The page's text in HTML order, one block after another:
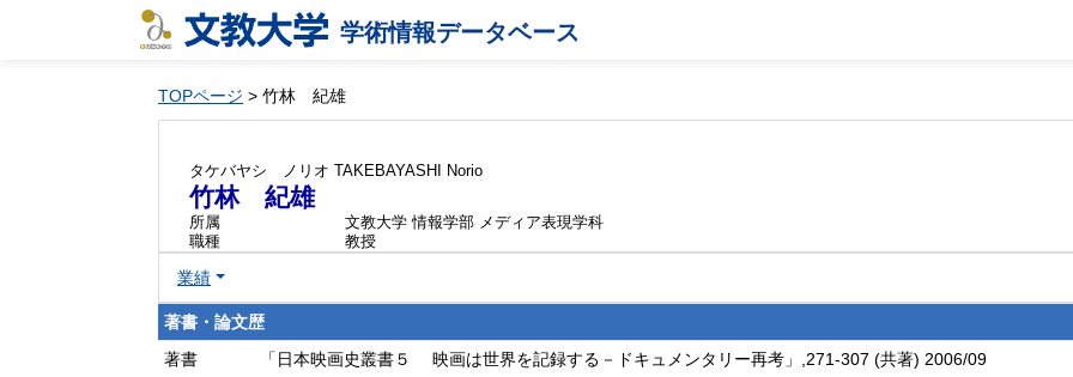
学術情報データベース
TOPページ > 竹林 紀雄
タケバヤシ ノリオ TAKEBAYASHI Norio
竹林 紀雄
所属
文教大学 情報学部 メディア表現学科
職種
教授
業績
著書・論文歴
著書
「日本映画史叢書５ 映画は世界を記録する－ドキュメンタリー再考」,271-307 (共著) 2006/09